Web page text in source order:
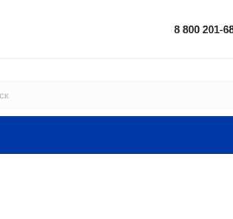
8 800 201-